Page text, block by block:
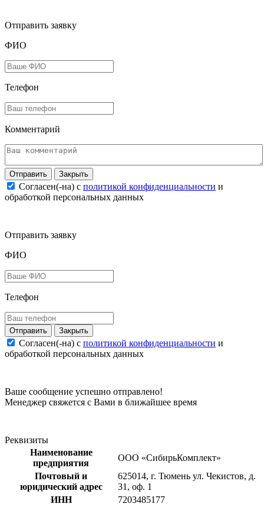
Отправить заявку
ФИО
Телефон
Комментарий
Закрыть
Согласен(-на) c политикой конфиденциальности и
обработкой персональных данных
Отправить заявку
ФИО
Телефон
Закрыть
Согласен(-на) c политикой конфиденциальности и
обработкой персональных данных
Ваше сообщение успешно отправлено!
Менеджер свяжется с Вами в ближайшее время
Реквизиты
Наименование
предприятия
ООО «СибирьКомплект»
Почтовый и
юридический адрес
625014, г. Тюмень ул. Чекистов, д.
31, оф. 1
ИНН
7203485177